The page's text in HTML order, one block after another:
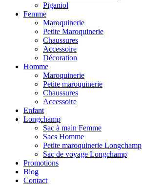
Piganiol
Femme
Maroquinerie
Petite Maroquinerie
Chaussures
Accessoire
Décoration
Homme
Maroquinerie
Petite maroquinerie
Chaussures
Accessoire
Enfant
Longchamp
Sac à main Femme
Sacs Homme
Petite maroquinerie Longchamp
Sac de voyage Longchamp
Promotions
Blog
Contact